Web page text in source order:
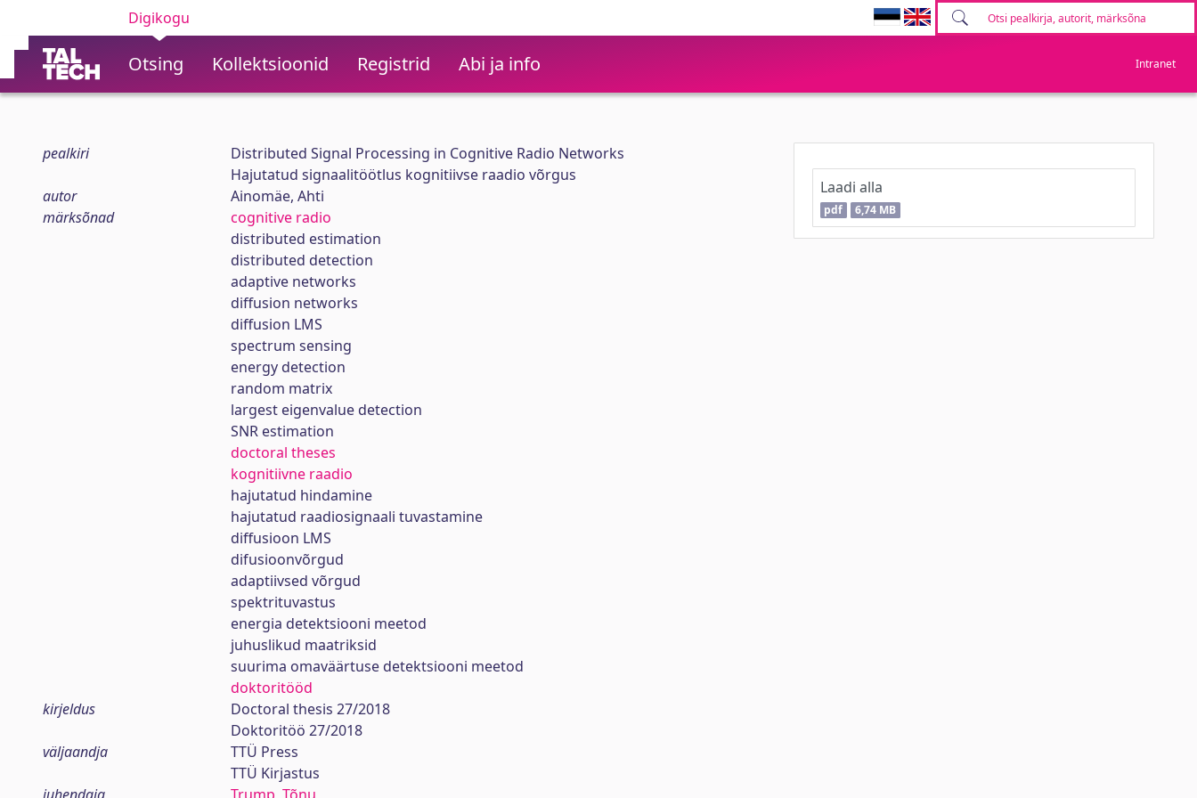
Digikogu
Otsing Kollektsioonid Registrid Abi ja info Intranet
pealkiri
Distributed Signal Processing in Cognitive Radio Networks
Hajutatud signaalitöötlus kognitiivse raadio võrgus
autor
Ainomäe, Ahti
märksõnad
cognitive radio
distributed estimation
distributed detection
adaptive networks
diffusion networks
diffusion LMS
spectrum sensing
energy detection
random matrix
largest eigenvalue detection
SNR estimation
doctoral theses
kognitiivne raadio
hajutatud hindamine
hajutatud raadiosignaali tuvastamine
diffusioon LMS
difusioonvõrgud
adaptiivsed võrgud
spektrituvastus
energia detektsiooni meetod
juhuslikud maatriksid
suurima omaväärtuse detektsiooni meetod
doktoritööd
kirjeldus
Doctoral thesis 27/2018
Doktoritöö 27/2018
väljaandja
TTÜ Press
TTÜ Kirjastus
Laadi alla
pdf 6,74 MB